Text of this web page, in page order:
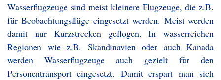
Wasserflugzeuge sind meist kleinere Flugzeuge, die z.B.
für Beobachtungsflüge eingesetzt werden. Meist werden
damit nur Kurzstrecken geflogen. In wasserreichen
Regionen wie z.B. Skandinavien oder auch Kanada
werden Wasserflugzeuge auch gezielt für den
Personentransport eingesetzt. Damit erspart man sich